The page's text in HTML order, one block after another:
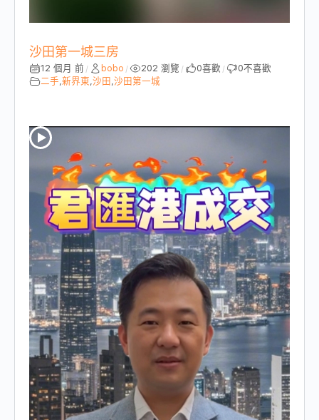
沙田第一城三房
12 個月 前 / bobo / 202 瀏覽 / 0喜歡 / 0不喜歡
二手,新界東,沙田 ,沙田第一城